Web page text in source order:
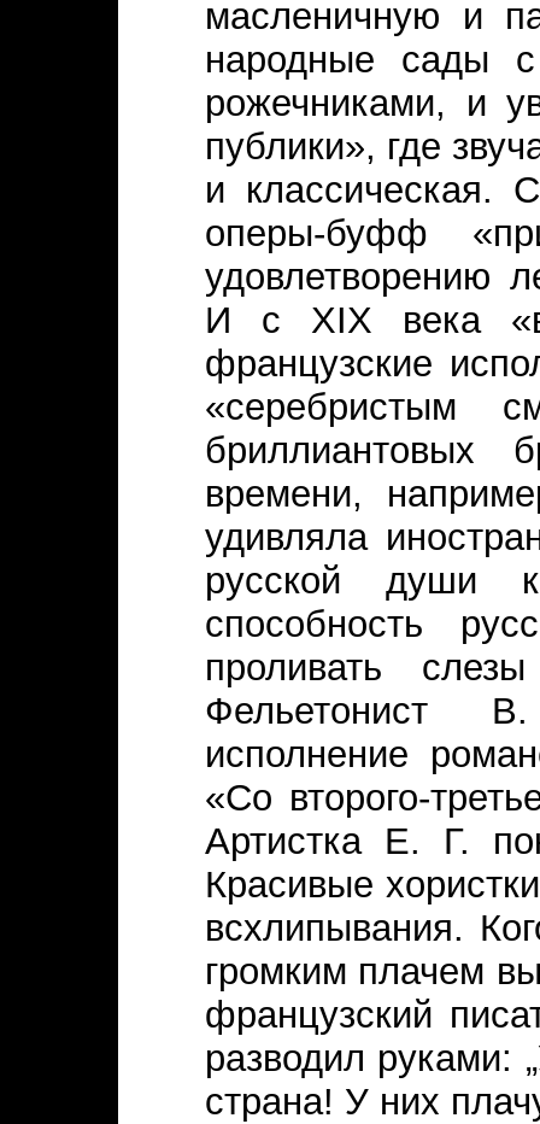
масленичную и
народные сады с
рожечниками, и
публики», где
и классическая.
оперы-буфф
удовлетворению
И с XIX века
французские
«серебристым
бриллиантовых
времени,
удивляла
русской души
способность
проливать
Фельетонист
исполнение
«Со второго-
Артистка Е. Г.
Красивые
всхлипывания.
громким плачем
французский
разводил руками:
страна! У них